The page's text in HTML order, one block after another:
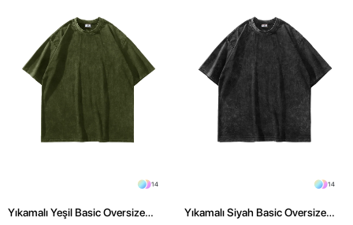
14
Yıkamalı Yeşil Basic Oversize
14
Yıkamalı Siyah Basic Oversize